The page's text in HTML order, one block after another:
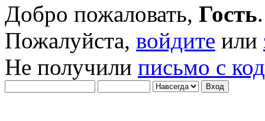
Добро пожаловать, Гость.
Пожалуйста, войдите или
Не получили письмо с